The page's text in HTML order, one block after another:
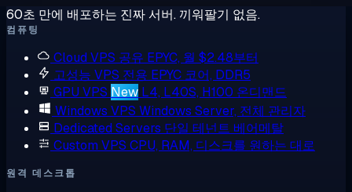
60초 만에 배포하는 진짜 서버. 끼워팔기 없음.
컴퓨팅
Cloud VPS 공유 EPYC, 월 $2.48부터
고성능 VPS 전용 EPYC 코어, DDR5
GPU VPS New L4, L40S, H100 온디맨드
Windows VPS Windows Server, 전체 관리자
Dedicated Servers 단일 테넌트 베어메탈
Custom VPS CPU, RAM, 디스크를 원하는 대로
원격 데스크톱